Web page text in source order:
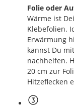
Folie oder
Wärme ist
Klebefolien.
Erwärmung
kannst Du
nachhelfen.
20 cm zur
Hitzeflecken